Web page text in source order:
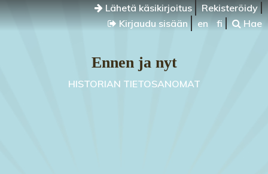
Lähetä käsikirjoitus
Rekisteröidy
Kirjaudu sisään
en fi Hae
Ennen ja nyt
HISTORIAN TIETOSANOMAT